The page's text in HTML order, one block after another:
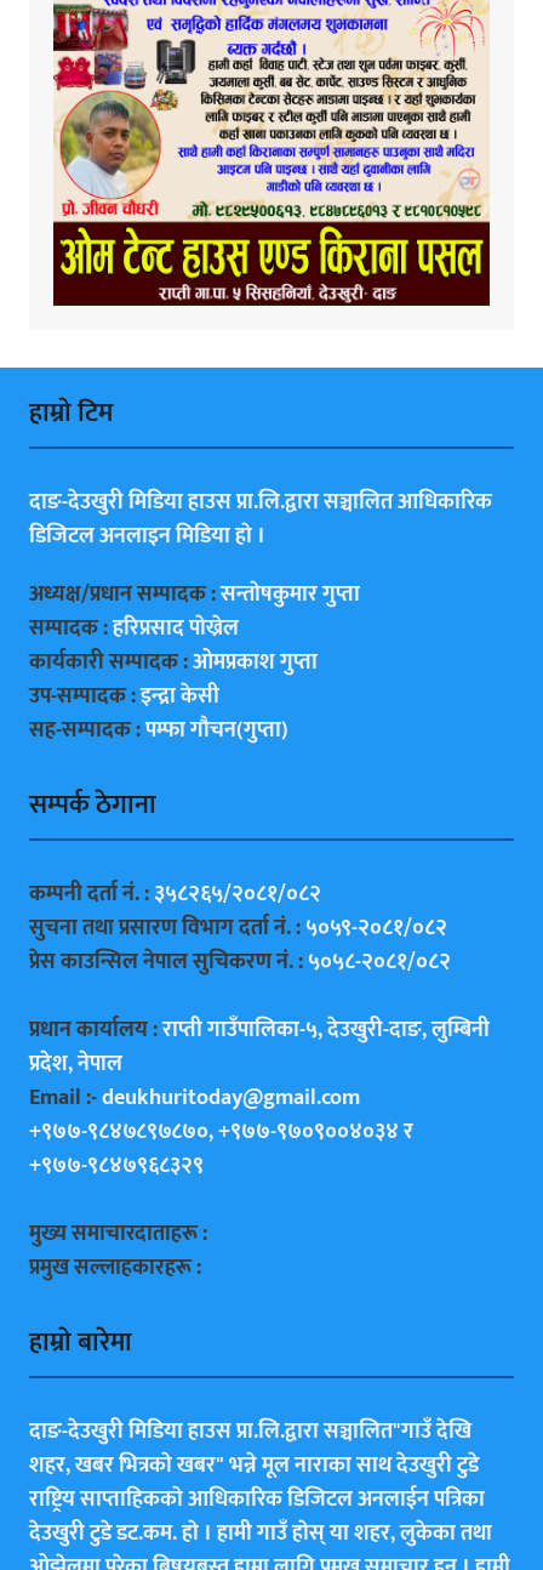
हाम्राे टिम
दाङ-देउखुरी मिडिया हाउस प्रा.लि.द्वारा सञ्चालित आधिकारिक
डिजिटल अनलाइन मिडिया हाे ।
अध्यक्ष/प्रधान सम्पादक :सन्ताेषकुमार गुप्ता
सम्पादक :हरिप्रसाद पाेख्रेल
कार्यकारी सम्पादक :ओमप्रकाश गुप्ता
उप-सम्पादक :इन्द्रा केसी
सह-सम्पादक :पम्फा गाैचन(गुप्ता)
सम्पर्क ठेगाना
कम्पनी दर्ता नं. :३५८२६५/२०८१/०८२
सुचना तथा प्रसारण विभाग दर्ता नं. :५०५९-२०८१/०८२
प्रेस काउन्सिल नेपाल सुचिकरण नं. :५०५८-२०८१/०८२
प्रधान कार्यालय :राप्ती गाउँपालिका-५, देउखुरी-दाङ, लुम्बिनी
प्रदेश, नेपाल
Email :-deukhuritoday@gmail.com
+९७७-९८४७८९७८७०, +९७७-९७०९००४०३४ र
+९७७-९८४७९६८३२९
मुख्य समाचारदाताहरू :
प्रमुख सल्लाहकारहरू :
हाम्राे बारेमा
दाङ-देउखुरी मिडिया हाउस प्रा.लि.द्वारा सञ्चालित"गाउँ देखि
शहर, खबर भित्रकाे खबर" भन्ने मूल नाराका साथ देउखुरी टुडे
राष्ट्रिय साप्ताहिककाे आधिकारिक डिजिटल अनलाईन पत्रिका
देउखुरी टुडे डट.कम. हाे । हामी गाउँ हाेस् या शहर, लुकेका तथा